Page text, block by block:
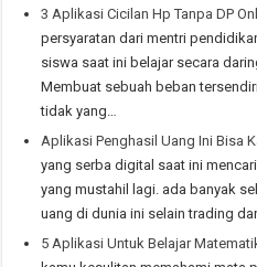
3 Aplikasi Cicilan Hp Tanpa DP
persyaratan dari mentri
siswa saat ini belajar secara
Membuat sebuah beban
tidak yang…
Aplikasi Penghasil Uang Ini Bisa
yang serba digital saat ini
yang mustahil lagi. ada banyak
uang di dunia ini selain trading
5 Aplikasi Untuk Belajar